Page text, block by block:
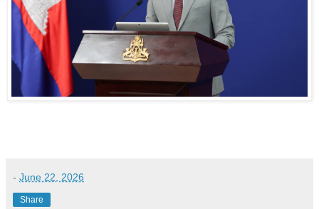
- June 22, 2026
Share